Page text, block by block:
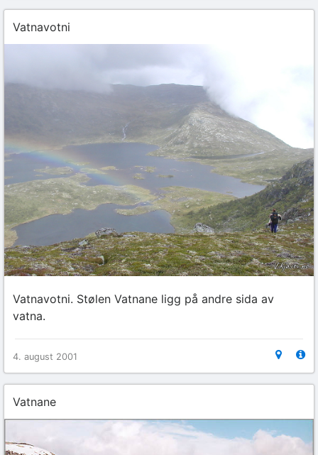
Vatnavotni
Vatnavotni. Stølen Vatnane ligg på andre sida av
vatna.
4. august 2001
Vatnane